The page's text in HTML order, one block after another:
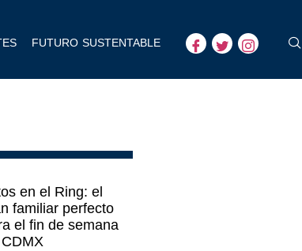
FUTURO SUSTENTABLE
en el Ring: el
familiar perfecto
el fin de semana